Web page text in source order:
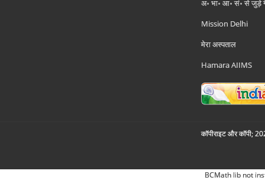
अ॰ भा॰ आ॰ सं॰ से जुड़े
Mission Delhi
मेरा अस्पताल
Hamara AIIMS
कॉपीराइट और कॉपी;
BCMath lib not